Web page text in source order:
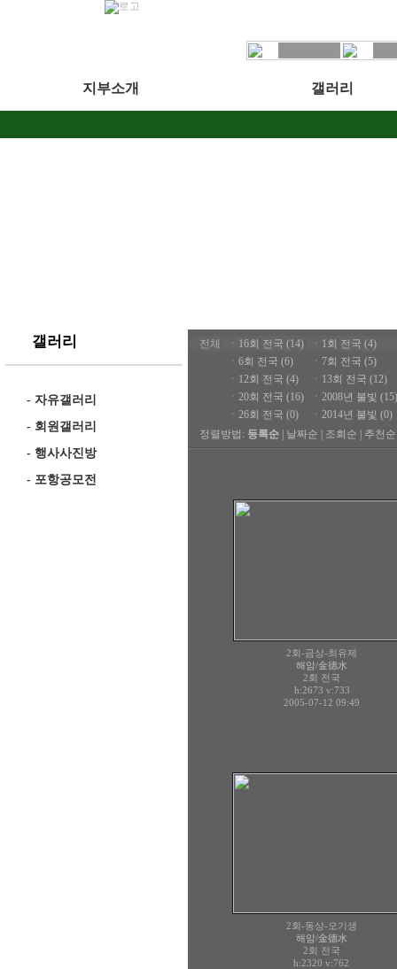
지부소개 갤러리
갤러리
- 자유갤러리
- 회원갤러리
- 행사사진방
- 포항공모전
전체 ㆍ 16회 전국 (14) ㆍ 1회 전국 (4)
ㆍ 6회 전국 (6) ㆍ 7회 전국 (5)
ㆍ 12회 전국 (4) ㆍ 13회 전국 (12)
ㆍ 20회 전국 (16) ㆍ 2008년 불빛 (15)
ㆍ 26회 전국 (0) ㆍ 2014년 불빛 (0)
정렬방법: 등록순 날짜순 조회순 추천순
2회-금상-최유제
해암/金德水
2회 전국
h:2673 v:733
2005-07-12 09:49
2회-동상-오기생
해암/金德水
2회 전국
h:2320v:762